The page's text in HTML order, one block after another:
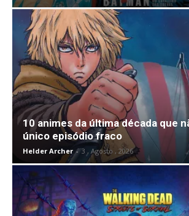
10 animes da última década que
único episódio fraco
Helder Archer - 3 , Agosto , 2026